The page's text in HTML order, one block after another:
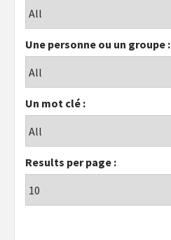
Une personne ou un groupe :
Un mot clé :
Results per page :